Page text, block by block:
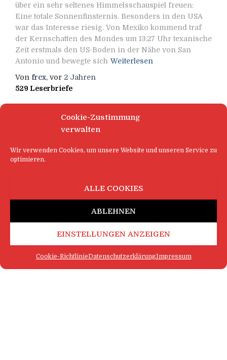
Cookie-Zustimmung
verwalten
Wir verwenden Cookies, um unsere Website und unseren Service zu
optimieren.
ALLE COOKIES
ABLEHNEN
EINSTELLUNGEN ANZEIGEN
Cookie-RichtlinieDatenschutzerklärungImpressum
über ein sehr seltenes Himmelsschauspiel freuen:
Eine totale Sonnenfinsternis. Besonders in den USA
war das Interesse riesig. Von Mexiko kommend traf
der Kernschatten des Mondes um 13:27 Uhr texanische
Zeit erstmals den US-Boden in der Nähe von San
Antonio und bewegte sich Weiterlesen
Von frcx, vor 2 Jahren
529 Leserbriefe